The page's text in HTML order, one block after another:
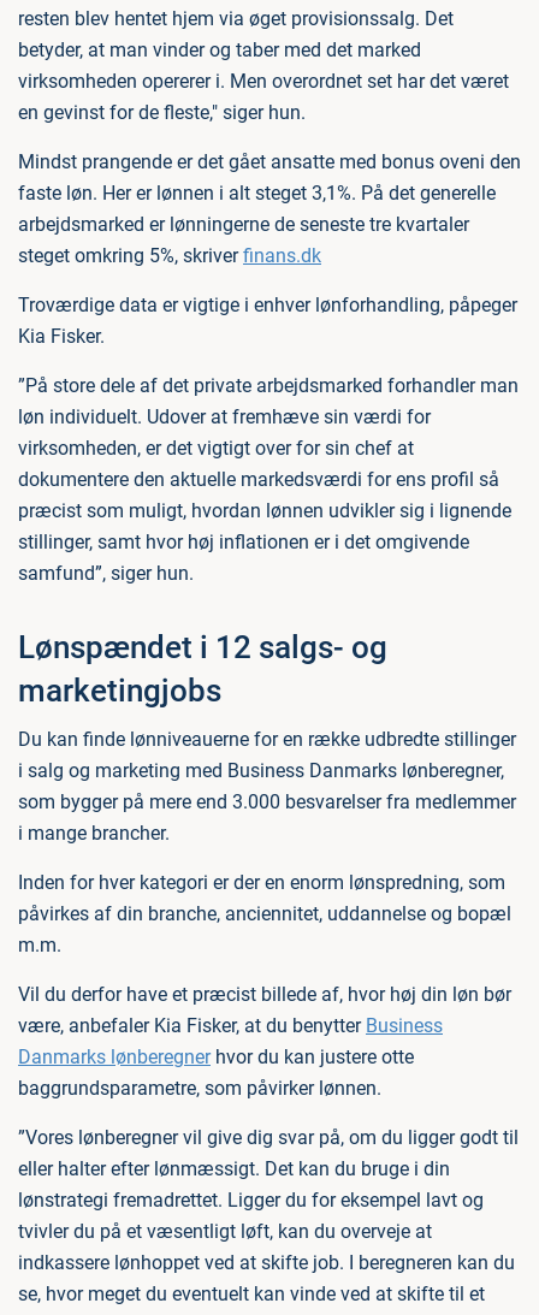
resten blev hentet hjem via øget provisionssalg. Det
betyder, at man vinder og taber med det marked
virksomheden opererer i. Men overordnet set har det været
en gevinst for de fleste," siger hun.
Mindst prangende er det gået ansatte med bonus oveni den
faste løn. Her er lønnen i alt steget 3,1%. På det generelle
arbejdsmarked er lønningerne de seneste tre kvartaler
steget omkring 5%, skriverfinans.dk
Troværdige data er vigtige i enhver lønforhandling, påpeger
Kia Fisker.
”På store dele af det private arbejdsmarked forhandler man
løn individuelt. Udover at fremhæve sin værdi for
virksomheden, er det vigtigt over for sin chef at
dokumentere den aktuelle markedsværdi for ens profil så
præcist som muligt, hvordan lønnen udvikler sig i lignende
stillinger, samt hvor høj inflationen er i det omgivende
samfund”, siger hun.
Lønspændet i 12 salgs- og
marketingjobs
Du kan finde lønniveauerne for en række udbredte stillinger
i salg og marketing med Business Danmarks lønberegner,
som bygger på mere end 3.000 besvarelser fra medlemmer
i mange brancher.
Inden for hver kategori er der en enorm lønspredning, som
påvirkes af din branche, anciennitet, uddannelse og bopæl
m.m.
Vil du derfor have et præcist billede af, hvor høj din løn bør
være, anbefaler Kia Fisker, at du benytter Business
Danmarks lønberegnerhvor du kan justere otte
baggrundsparametre, som påvirker lønnen.
”Vores lønberegner vil give dig svar på, om du ligger godt til
eller halter efter lønmæssigt. Det kan du bruge i din
lønstrategi fremadrettet. Ligger du for eksempel lavt og
tvivler du på et væsentligt løft, kan du overveje at
indkassere lønhoppet ved at skifte job. I beregneren kan du
se, hvor meget du eventuelt kan vinde ved at skifte til et